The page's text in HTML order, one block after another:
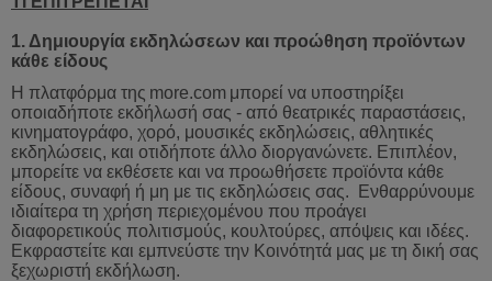
1.Δημιουργία εκδηλώσεων και προώθηση προϊόντων
κάθε είδους
Η πλατφόρμα της more.com μπορεί να υποστηρίξει
οποιαδήποτε εκδήλωσή σας - από θεατρικές παραστάσεις,
κινηματογράφο, χορό, μουσικές εκδηλώσεις, αθλητικές
εκδηλώσεις, και οτιδήποτε άλλο διοργανώνετε. Επιπλέον,
μπορείτε να εκθέσετε και να προωθήσετε προϊόντα κάθε
είδους, συναφή ή μη με τις εκδηλώσεις σας.
Ενθαρρύνουμε
ιδιαίτερα τη χρήση περιεχομένου που προάγει
διαφορετικούς πολιτισμούς, κουλτούρες, απόψεις και ιδέες.
Εκφραστείτε και εμπνεύστε την Κοινότητά μας με τη δική σας
ξεχωριστή εκδήλωση.